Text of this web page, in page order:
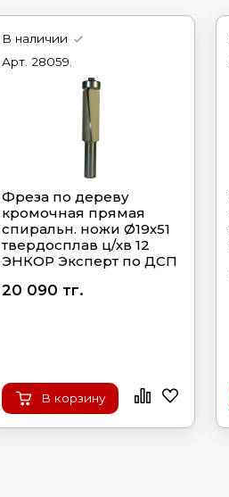
В наличии
Арт. 28059.
Фреза по дереву
кромочная прямая
спиральн. ножи Ø19х51
твердосплав ц/хв 12
ЭНКОР Эксперт по ДСП
20 090 тг.
В корзину